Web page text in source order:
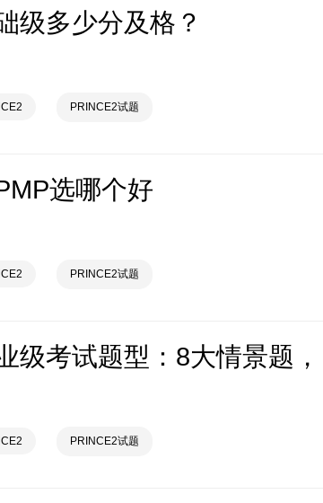
级多少分及格？
PRINCE2试题
选哪个好
PRINCE2试题
PRINCE2试题